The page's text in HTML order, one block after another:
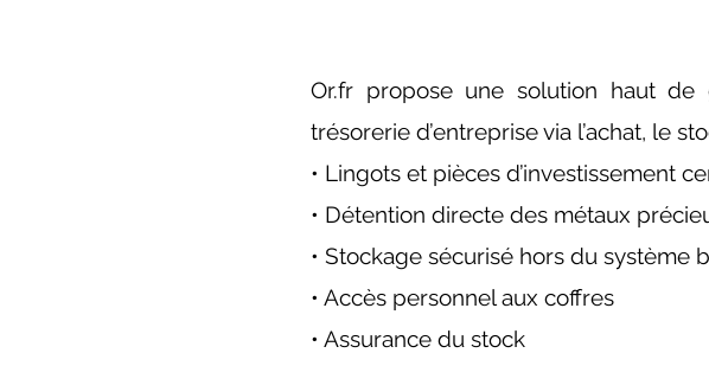
Or.fr propose une solution haut
trésorerie d’entreprise via l’achat, le
• Lingots et pièces d’investissement
• Détention directe des métaux
• Stockage sécurisé hors du système
• Accès personnel aux coffres
• Assurance du stock